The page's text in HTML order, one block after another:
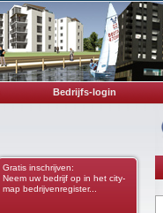
Bedrijfs-login
Gratis inschrijven:
Neem uw bedrijf op in het city-
map bedrijvenregister...